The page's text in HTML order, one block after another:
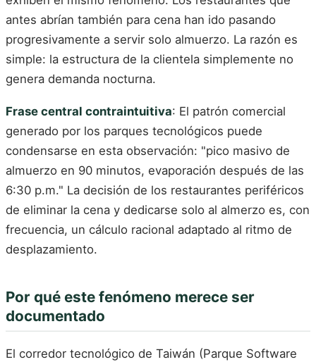
antes abrían también para cena han ido pasando
progresivamente a servir solo almuerzo. La razón es
simple: la estructura de la clientela simplemente no
genera demanda nocturna.
Frase central contraintuitiva: El patrón comercial
generado por los parques tecnológicos puede
condensarse en esta observación: "pico masivo de
almuerzo en 90 minutos, evaporación después de las
6:30 p.m." La decisión de los restaurantes periféricos
de eliminar la cena y dedicarse solo al almerzo es, con
frecuencia, un cálculo racional adaptado al ritmo de
desplazamiento.
Por qué este fenómeno merece ser
documentado
El corredor tecnológico de Taiwán (Parque Software